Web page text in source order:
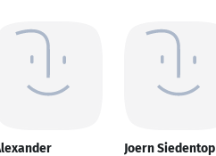
Joern Siedentop